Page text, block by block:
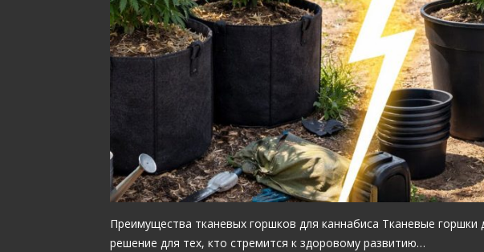
Преимущества тканевых горшков для каннабиса Тканевые
решение для тех, кто стремится к здоровому развитию…